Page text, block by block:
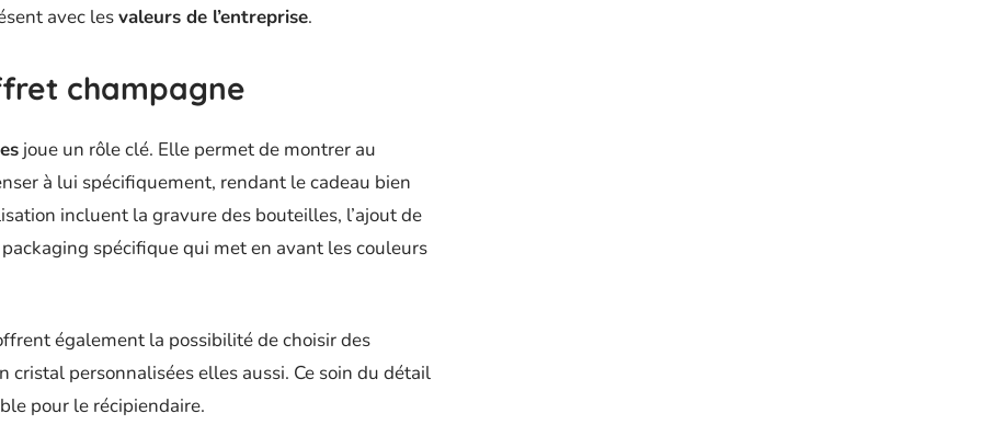
avec lesvaleurs de l’entreprise.
champagne
joue un rôle clé. Elle permet de montrer au
à lui spécifiquement, rendant le cadeau bien
incluent la gravure des bouteilles, l’ajout de
spécifique qui met en avant les couleurs
également la possibilité de choisir des
cristal personnalisées elles aussi. Ce soin du détail
pour le récipiendaire.